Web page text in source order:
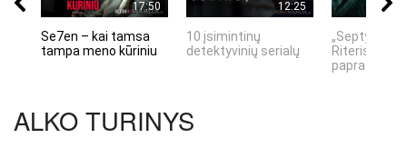
17:50
Se7en – kai tamsa
tampa meno kūriniu
12:25
10 įsimintinų
detektyvinių serialų
„Septynių
Riteris" – kai
ALKO TURINYS